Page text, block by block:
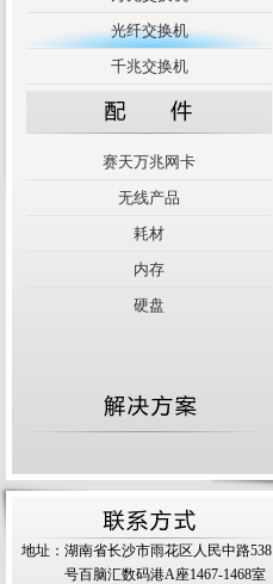
光纤交换机
千兆交换机
赛天万兆网卡
无线产品
耗材
内存
硬盘
地址：湖南省长沙市雨花区人民中路538
号百脑汇数码港A座1467-1468室